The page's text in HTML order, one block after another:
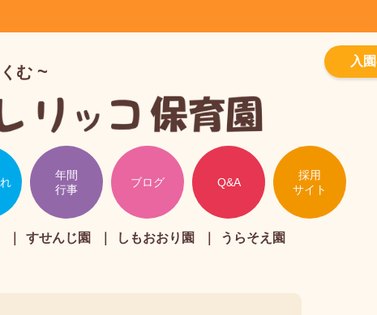
入
む
年間
行事
ブログ Q&A
採用
サイト
すせんじ園 しもおおり園 うらそえ園